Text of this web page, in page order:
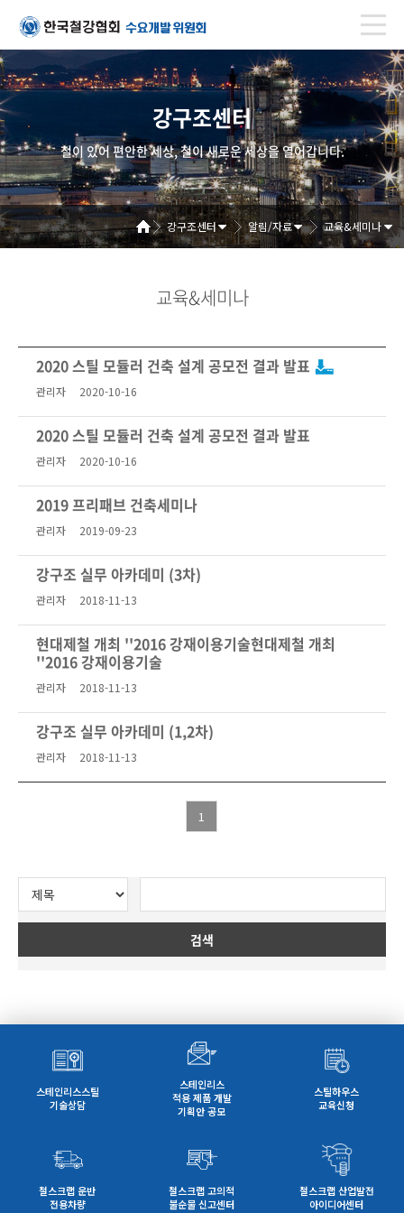
강구조센터
철이 있어 편안한 세상, 철이 새로운 세상을 열어갑니다.
강구조센터 알림/자료 교육&세미나
교육&세미나
2020 스틸 모듈러 건축 설계 공모전 결과 발표
관리자 2020-10-16
2020 스틸 모듈러 건축 설계 공모전 결과 발표
관리자 2020-10-16
2019 프리패브 건축세미나
관리자 2019-09-23
강구조 실무 아카데미 (3차)
관리자 2018-11-13
현대제철 개최 ''2016 강재이용기술현대제철 개최
''2016 강재이용기술
관리자 2018-11-13
강구조 실무 아카데미 (1,2차)
관리자 2018-11-13
1
검색
스테인리스스틸
기술상담
스테인리스
적용 제품 개발
기획안 공모
스틸하우스
교육신청
철스크랩 운반
전용차량
철스크랩 고의적
불순물 신고센터
철스크랩 산업발전
아이디어센터